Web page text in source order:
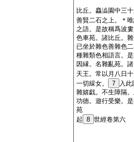
比丘。麤澁園中三
善賢二石之上。＊
之語。是故稱爲波
色車苑。諸比丘。
已坐於雜色善雜色
種雜類色相語言。
因縁。名雜亂苑。
天王。常以月八日
一切綵女。
7
入
雜嬉戯。不生障隔
功徳。遊行受樂。
苑
起 8 世經卷第六